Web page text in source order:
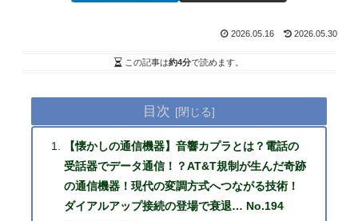
2026.05.16 2026.05.30
この記事は約4分で読めます。
目次
【懐かしの通信機器】音響カプラとは？電話の
受話器でデータ通信！？AT&T規制が生んだ奇跡
の通信機器！現代の変調方式へつながる技術！
ダイアルアップ接続の登場で衰退… No.194